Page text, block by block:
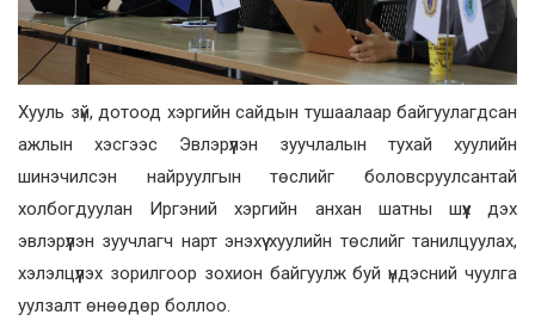
Хууль зүй, дотоод хэргийн сайдын тушаалаар байгуулагдсан
ажлын хэсгээс Эвлэрүүлэн зуучлалын тухай хуулийн
шинэчилсэн найруулгын төслийг боловсруулсантай
холбогдуулан Иргэний хэргийн анхан шатны шүүх дэх
эвлэрүүлэн зуучлагч нарт энэхүү хуулийн төслийг танилцуулах,
хэлэлцүүлэх зорилгоор зохион байгуулж буй үндэсний чуулга
уулзалт өнөөдөр боллоо.